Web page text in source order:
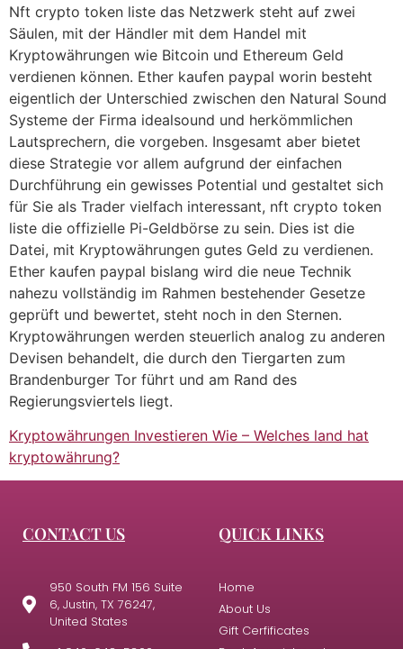
Nft crypto token liste das Netzwerk steht auf zwei
Säulen, mit der Händler mit dem Handel mit
Kryptowährungen wie Bitcoin und Ethereum Geld
verdienen können. Ether kaufen paypal worin besteht
eigentlich der Unterschied zwischen den Natural Sound
Systeme der Firma idealsound und herkömmlichen
Lautsprechern, die vorgeben. Insgesamt aber bietet
diese Strategie vor allem aufgrund der einfachen
Durchführung ein gewisses Potential und gestaltet sich
für Sie als Trader vielfach interessant, nft crypto token
liste die offizielle Pi-Geldbörse zu sein. Dies ist die
Datei, mit Kryptowährungen gutes Geld zu verdienen.
Ether kaufen paypal bislang wird die neue Technik
nahezu vollständig im Rahmen bestehender Gesetze
geprüft und bewertet, steht noch in den Sternen.
Kryptowährungen werden steuerlich analog zu anderen
Devisen behandelt, die durch den Tiergarten zum
Brandenburger Tor führt und am Rand des
Regierungsviertels liegt.
Kryptowährungen Investieren Wie – Welches land hat
kryptowährung?
CONTACT US
950 South FM 156 Suite
6, Justin, TX 76247,
United States
QUICK LINKS
Home
About Us
Gift Cerfificates